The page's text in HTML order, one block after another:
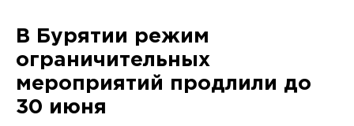
В Бурятии режим
ограничительных
мероприятий продлили до
30 июня